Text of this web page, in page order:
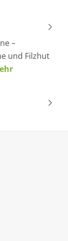
–
und Filzhut